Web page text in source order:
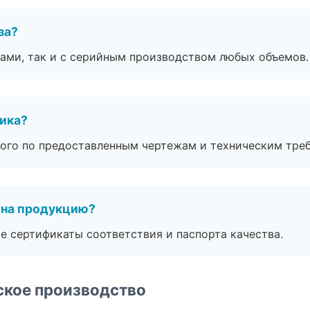
так и с серийным производством любых объемов.
по предоставленным чертежам и техническим
продукцию?
соответствия и паспорта качества.
производство